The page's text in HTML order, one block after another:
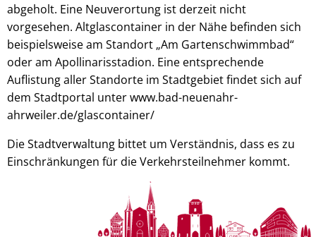
abgeholt. Eine Neuverortung ist derzeit nicht
vorgesehen. Altglascontainer in der Nähe befinden sich
beispielsweise am Standort „Am Gartenschwimmbad“
oder am Apollinarisstadion. Eine entsprechende
Auflistung aller Standorte im Stadtgebiet findet sich auf
dem Stadtportal unter www.bad-neuenahr-
ahrweiler.de/glascontainer/
Die Stadtverwaltung bittet um Verständnis, dass es zu
Einschränkungen für die Verkehrsteilnehmer kommt.